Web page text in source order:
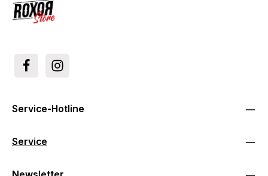
Service-Hotline
Service